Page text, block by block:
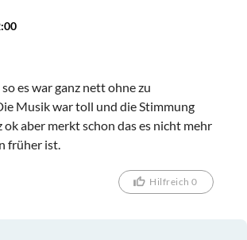
es war ganz nett ohne zu
Musik war toll und die Stimmung
ok aber merkt schon das es nicht mehr
früher ist.
Hilfreich 0